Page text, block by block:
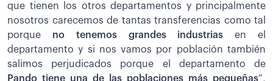
que tienen los otros departamentos y principalmente
nosotros carecemos de tantas transferencias como tal
porque no tenemos grandes industriasen el
departamento y si nos vamos por población también
salimos perjudicados porque el departamento de
Pando tiene una de las poblaciones más pequeñas”,